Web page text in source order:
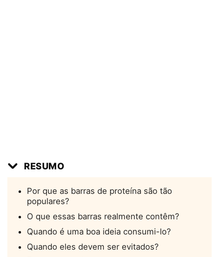
RESUMO
Por que as barras de proteína são tão
populares?
O que essas barras realmente contêm?
Quando é uma boa ideia consumi-lo?
Quando eles devem ser evitados?